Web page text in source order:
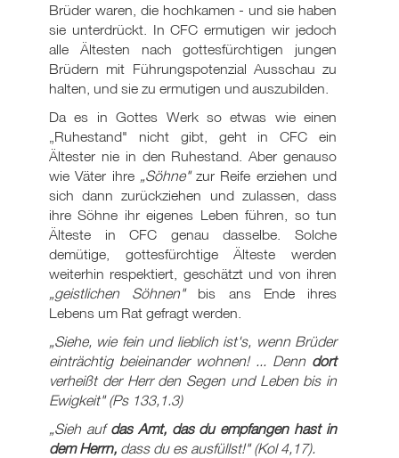
Brüder waren, die hochkamen - und sie haben
sie unterdrückt. In CFC ermutigen wir jedoch
alle Ältesten nach gottesfürchtigen jungen
Brüdern mit Führungspotenzial Ausschau zu
halten, und sie zu ermutigen und auszubilden.
Da es in Gottes Werk so etwas wie einen
„Ruhestand" nicht gibt, geht in CFC ein
Ältester nie in den Ruhestand. Aber genauso
wie Väter ihre „Söhne"zur Reife erziehen und
sich dann zurückziehen und zulassen, dass
ihre Söhne ihr eigenes Leben führen, so tun
Älteste in CFC genau dasselbe. Solche
demütige, gottesfürchtige Älteste werden
weiterhin respektiert, geschätzt und von ihren
„geistlichen Söhnen"bis ans Ende ihres
Lebens um Rat gefragt werden.
„Siehe, wie fein und lieblich ist's, wenn Brüder
einträchtig beieinander wohnen! ... Denn dort
verheißt der Herr den Segen und Leben bis in
Ewigkeit" (Ps 133,1.3)
„Sieh auf das Amt, das du empfangen hast in
dem Herrn, dass du es ausfüllst!" (Kol 4,17).